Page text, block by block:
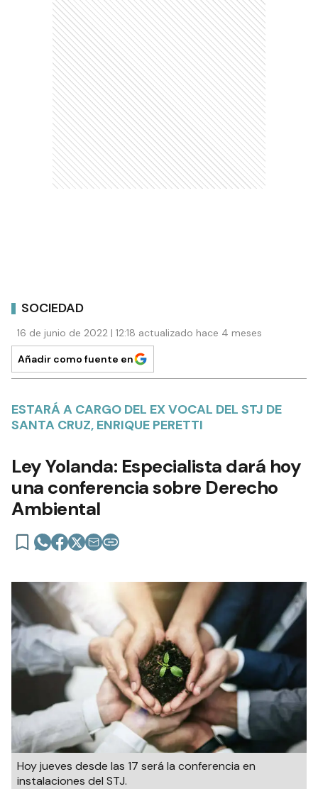
SOCIEDAD
16 de junio de 2022 | 12:18 actualizado hace 4 meses
Añadir como fuente en
ESTARÁ A CARGO DEL EX VOCAL DEL STJ DE
SANTA CRUZ, ENRIQUE PERETTI
Ley Yolanda: Especialista dará hoy
una conferencia sobre Derecho
Ambiental
Hoy jueves desde las 17 será la conferencia en
instalaciones del STJ.